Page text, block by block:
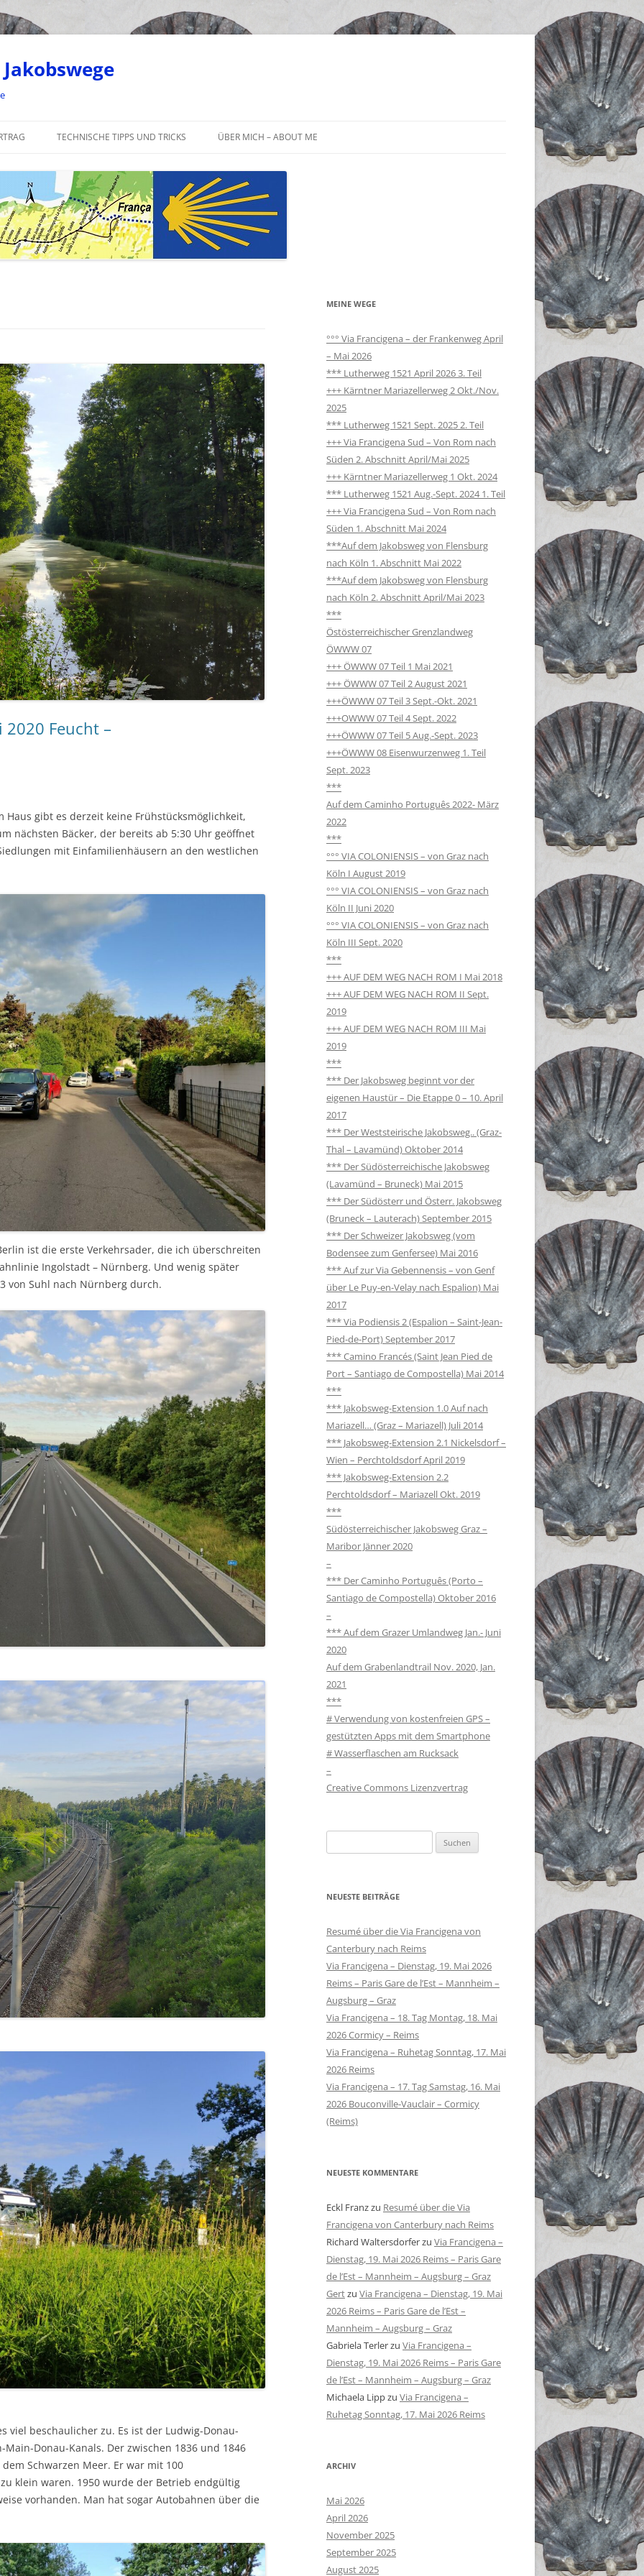
TECHNISCHE TIPPS UND TRICKS ÜBER MICH – ABOUT ME
2020 Feucht –
gibt es derzeit keine Frühstücksmöglichkeit,
nächsten Bäcker, der bereits ab 5:30 Uhr geöffnet
mit Einfamilienhäusern an den westlichen
ist die erste Verkehrsader, die ich überschreiten
Ingolstadt – Nürnberg. Und wenig später
von Suhl nach Nürnberg durch.
viel beschaulicher zu. Es ist der Ludwig-Donau-
Donau-Kanals. Der zwischen 1836 und 1846
Schwarzen Meer. Er war mit 100
klein waren. 1950 wurde der Betrieb endgültig
vorhanden. Man hat sogar Autobahnen über die
MEINE WEGE
°°° Via Francigena – der Frankenweg April
– Mai 2026
*** Lutherweg 1521 April 2026 3. Teil
+++ Kärntner Mariazellerweg 2 Okt./Nov.
2025
*** Lutherweg 1521 Sept. 2025 2. Teil
+++ Via Francigena Sud – Von Rom nach
Süden 2. Abschnitt April/Mai 2025
+++ Kärntner Mariazellerweg 1 Okt. 2024
*** Lutherweg 1521 Aug.-Sept. 2024 1. Teil
+++ Via Francigena Sud – Von Rom nach
Süden 1. Abschnitt Mai 2024
***Auf dem Jakobsweg von Flensburg
nach Köln 1. Abschnitt Mai 2022
***Auf dem Jakobsweg von Flensburg
nach Köln 2. Abschnitt April/Mai 2023
***
Östösterreichischer Grenzlandweg
ÖWWW 07
+++ ÖWWW 07 Teil 1 Mai 2021
+++ ÖWWW 07 Teil 2 August 2021
+++ÖWWW 07 Teil 3 Sept.-Okt. 2021
+++OWWW 07 Teil 4 Sept. 2022
+++ÖWWW 07 Teil 5 Aug.-Sept. 2023
+++ÖWWW 08 Eisenwurzenweg 1. Teil
Sept. 2023
***
Auf dem Caminho Português 2022- März
2022
***
°°° VIA COLONIENSIS – von Graz nach
Köln I August 2019
°°° VIA COLONIENSIS – von Graz nach
Köln II Juni 2020
°°° VIA COLONIENSIS – von Graz nach
Köln III Sept. 2020
***
+++ AUF DEM WEG NACH ROM I Mai 2018
+++ AUF DEM WEG NACH ROM II Sept.
2019
+++ AUF DEM WEG NACH ROM III Mai
2019
***
*** Der Jakobsweg beginnt vor der
eigenen Haustür – Die Etappe 0 – 10. April
2017
*** Der Weststeirische Jakobsweg.. (Graz-
Thal – Lavamünd) Oktober 2014
*** Der Südösterreichische Jakobsweg
(Lavamünd – Bruneck) Mai 2015
*** Der Südösterr und Österr. Jakobsweg
(Bruneck – Lauterach) September 2015
*** Der Schweizer Jakobsweg (vom
Bodensee zum Genfersee) Mai 2016
*** Auf zur Via Gebennensis – von Genf
über Le Puy-en-Velay nach Espalion) Mai
2017
*** Via Podiensis 2 (Espalion – Saint-Jean-
Pied-de-Port) September 2017
*** Camino Francés (Saint Jean Pied de
Port – Santiago de Compostella) Mai 2014
***
*** Jakobsweg-Extension 1.0 Auf nach
Mariazell… (Graz – Mariazell) Juli 2014
*** Jakobsweg-Extension 2.1 Nickelsdorf –
Wien – Perchtoldsdorf April 2019
*** Jakobsweg-Extension 2.2
Perchtoldsdorf – Mariazell Okt. 2019
***
Südösterreichischer Jakobsweg Graz –
Maribor Jänner 2020
–
*** Der Caminho Português (Porto –
Santiago de Compostella) Oktober 2016
–
*** Auf dem Grazer Umlandweg Jan.- Juni
2020
Auf dem Grabenlandtrail Nov. 2020, Jan.
2021
***
# Verwendung von kostenfreien GPS –
gestützten Apps mit dem Smartphone
# Wasserflaschen am Rucksack
–
Creative Commons Lizenzvertrag
nach:
NEUESTE BEITRÄGE
Resumé über die Via Francigena von
Canterbury nach Reims
Via Francigena – Dienstag, 19. Mai 2026
Reims – Paris Gare de l’Est – Mannheim –
Augsburg – Graz
Via Francigena – 18. Tag Montag, 18. Mai
2026 Cormicy – Reims
Via Francigena – Ruhetag Sonntag, 17. Mai
2026 Reims
Via Francigena – 17. Tag Samstag, 16. Mai
2026 Bouconville-Vauclair – Cormicy
(Reims)
NEUESTE KOMMENTARE
Eckl Franzzu Resumé über die Via
Francigena von Canterbury nach Reims
Richard Waltersdorferzu Via Francigena –
Dienstag, 19. Mai 2026 Reims – Paris Gare
de l’Est – Mannheim – Augsburg – Graz
Gertzu Via Francigena – Dienstag, 19. Mai
2026 Reims – Paris Gare de l’Est –
Mannheim – Augsburg – Graz
Gabriela Terlerzu Via Francigena –
Dienstag, 19. Mai 2026 Reims – Paris Gare
de l’Est – Mannheim – Augsburg – Graz
Michaela Lippzu Via Francigena –
Ruhetag Sonntag, 17. Mai 2026 Reims
ARCHIV
Mai 2026
April 2026
November 2025
September 2025
August 2025